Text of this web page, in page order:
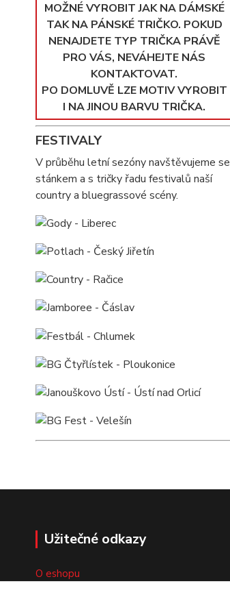
MOŽNÉ VYROBIT JAK NA DÁMSKÉ
TAK NA PÁNSKÉ TRIČKO. POKUD
NENAJDETE TYP TRIČKA PRÁVĚ
PRO VÁS, NEVÁHEJTE NÁS
KONTAKTOVAT.
PO DOMLUVĚ LZE MOTIV VYROBIT
I NA JINOU BARVU TRIČKA.
FESTIVALY
V průběhu letní sezóny navštěvujeme se
stánkem a s tričky řadu festivalů naší
country a bluegrassové scény.
Užitečné odkazy
O eshopu